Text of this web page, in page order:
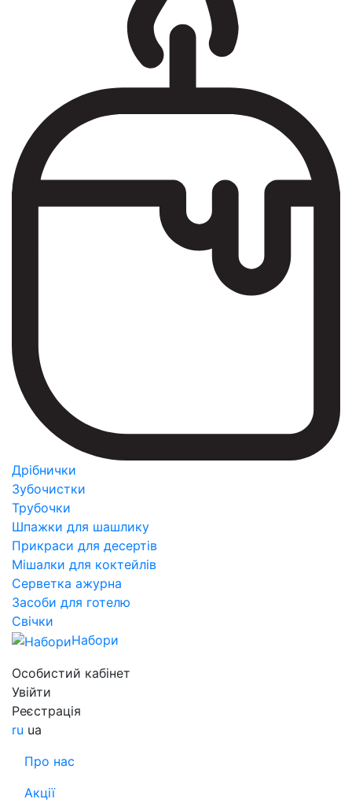
Дрібнички
Зубочистки
Трубочки
Шпажки для шашлику
Прикраси для десертів
Мішалки для коктейлів
Серветка ажурна
Засоби для готелю
Свічки
Набори
Особистий кабінет
Увійти
Реєстрація
ru ua
Про нас
Акції